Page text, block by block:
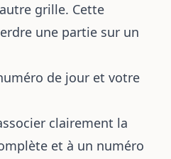
grille. Cette
une partie sur un
de jour et votre
clairement la
et à un numéro